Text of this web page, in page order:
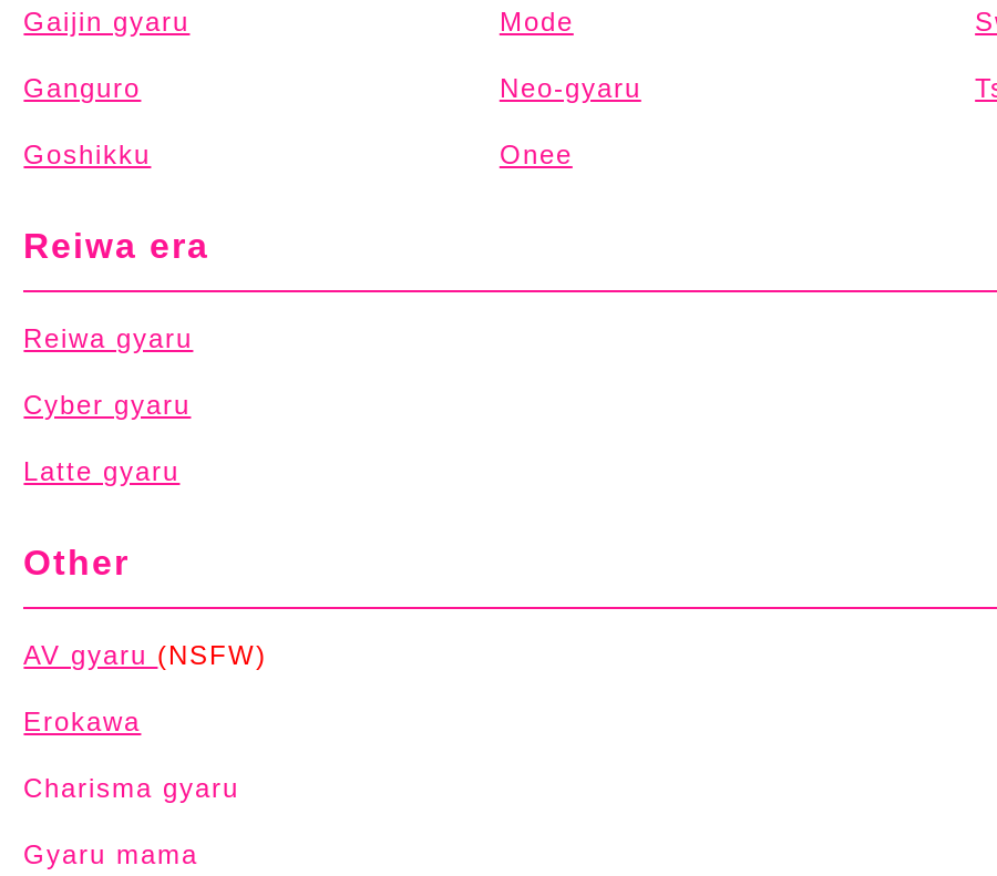
Gaijin gyaru
Ganguro
Goshikku
Mode
Neo-gyaru
Onee
Reiwa era
Reiwa gyaru
Cyber gyaru
Latte gyaru
Other
AV gyaru (NSFW)
Erokawa
Charisma gyaru
Gyaru mama